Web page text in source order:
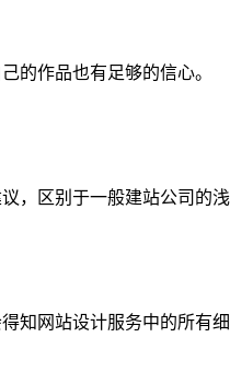
的作品也有足够的信心。
，区别于一般建站公司的
知网站设计服务中的所有